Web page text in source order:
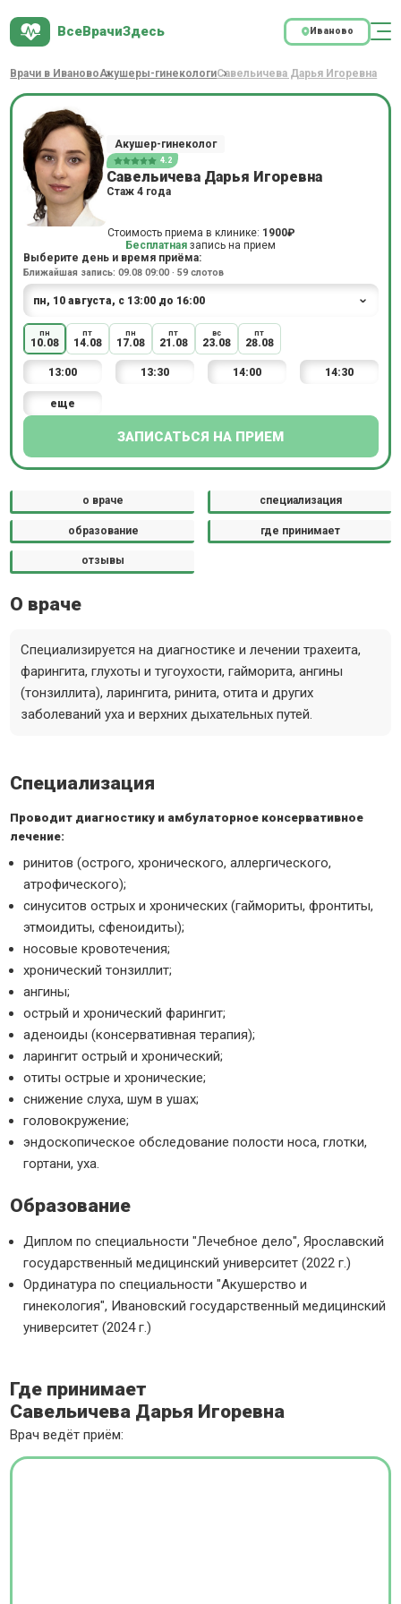
ВсеВрачиЗдесь Иваново
Врачи в ИвановоАкушеры-гинекологиСавельичева Дарья Игоревна
Акушер-гинеколог
4.2
Савельичева Дарья Игоревна
Стаж 4 года
Стоимость приема в клинике: 1900₽
Бесплатная запись на прием
Выберите день и время приёма:
Ближайшая запись: 09.08 09:00 · 59 слотов
пн
10.08
пт
14.08
пн
17.08
пт
21.08
вс
23.08
пт
28.08
13:00 13:30 14:00 14:30
еще
ЗАПИСАТЬСЯ НА ПРИЕМ
о враче специализация
образование где принимает
отзывы
О враче
Специализируется на диагностике и лечении трахеита,
фарингита, глухоты и тугоухости, гайморита, ангины
(тонзиллита), ларингита, ринита, отита и других
заболеваний уха и верхних дыхательных путей.
Специализация
Проводит диагностику и амбулаторное консервативное
лечение:
ринитов (острого, хронического, аллергического,
атрофического);
синуситов острых и хронических (гаймориты, фронтиты,
этмоидиты, сфеноидиты);
носовые кровотечения;
хронический тонзиллит;
ангины;
острый и хронический фарингит;
аденоиды (консервативная терапия);
ларингит острый и хронический;
отиты острые и хронические;
снижение слуха, шум в ушах;
головокружение;
эндоскопическое обследование полости носа, глотки,
гортани, уха.
Образование
Диплом по специальности "Лечебное дело", Ярославский
государственный медицинский университет (2022 г.)
Ординатура по специальности "Акушерство и
гинекология", Ивановский государственный медицинский
университет (2024 г.)
Где принимает
Савельичева Дарья Игоревна
Врач ведёт приём: